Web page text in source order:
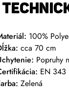
100%
cca 70 cm
Popruhy
EN 343
Zelená